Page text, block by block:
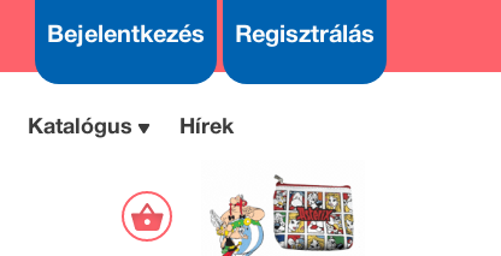
Bejelentkezés Regisztrálás
Katalógus Hírek